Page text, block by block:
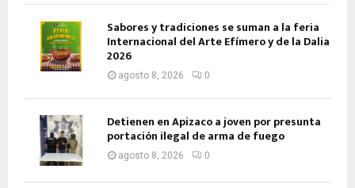
Sabores y tradiciones se suman a la feria
Internacional del Arte Efímero y de la Dalia
2026
agosto 8, 2026 0
Detienen en Apizaco a joven por presunta
portación ilegal de arma de fuego
agosto 8, 2026 0